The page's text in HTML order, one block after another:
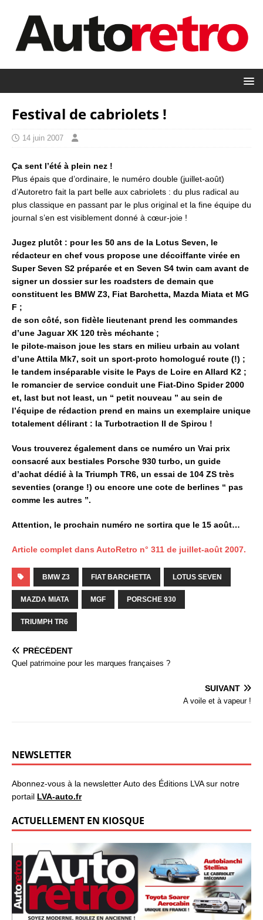
Festival de cabriolets !
14 juin 2007
Ça sent l’été à plein nez !
Plus épais que d’ordinaire, le numéro double (juillet-août)
d’Autoretro fait la part belle aux cabriolets : du plus radical au
plus classique en passant par le plus original et la fine équipe du
journal s’en est visiblement donné à cœur-joie !
Jugez plutôt : pour les 50 ans de la Lotus Seven, le
rédacteur en chef vous propose une décoiffante virée en
Super Seven S2 préparée et en Seven S4 twin cam avant de
signer un dossier sur les roadsters de demain que
constituent les BMW Z3, Fiat Barchetta, Mazda Miata et MG
F ;
de son côté, son fidèle lieutenant prend les commandes
d’une Jaguar XK 120 très méchante ;
le pilote-maison joue les stars en milieu urbain au volant
d’une Attila Mk7, soit un sport-proto homologué route (!) ;
le tandem inséparable visite le Pays de Loire en Allard K2 ;
le romancier de service conduit une Fiat-Dino Spider 2000
et, last but not least, un “ petit nouveau ” au sein de
l’équipe de rédaction prend en mains un exemplaire unique
totalement délirant : la Turbotraction II de Spirou !
Vous trouverez également dans ce numéro un Vrai prix
consacré aux bestiales Porsche 930 turbo, un guide
d’achat dédié à la Triumph TR6, un essai de 104 ZS très
seventies (orange !) ou encore une cote de berlines “ pas
comme les autres ”.
Attention, le prochain numéro ne sortira que le 15 août…
Article complet dans AutoRetro n° 311 de juillet-août 2007.
BMW Z3 FIAT BARCHETTA LOTUS SEVEN
MAZDA MIATA MGF PORSCHE 930
TRIUMPH TR6
PRÉCÉDENT
Quel patrimoine pour les marques françaises ?
SUIVANT
A voile et à vapeur !
NEWSLETTER
Abonnez-vous à la newsletter Auto des Éditions LVA sur notre
portail LVA-auto.fr
ACTUELLEMENT EN KIOSQUE